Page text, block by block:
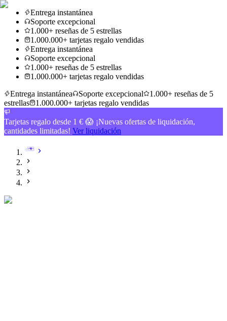
Entrega instantánea
Soporte excepcional
1.000+ reseñas de 5 estrellas
1.000.000+ tarjetas regalo vendidas
Entrega instantánea
Soporte excepcional
1.000+ reseñas de 5 estrellas
1.000.000+ tarjetas regalo vendidas
Entrega instantánea
Soporte excepcional
1.000+ reseñas de 5
estrellas
1.000.000+ tarjetas regalo vendidas
Tarjetas regalo desde 1 € 😱 ¡Nuevas ofertas de liquidación,
cantidades limitadas! Ver liquidación